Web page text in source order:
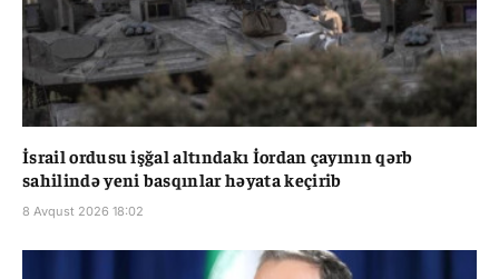
İsrail ordusu işğal altındakı İordan çayının qərb
sahilində yeni basqınlar həyata keçirib
8 Avqust 2026 18:02